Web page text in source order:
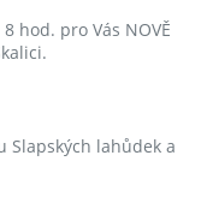
hod. pro Vás NOVĚ
Slapských lahůdek a